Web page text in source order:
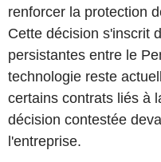
renforcer la protection
Cette décision s'inscrit
persistantes entre le
technologie reste
certains contrats liés à
décision contestée
l'entreprise.